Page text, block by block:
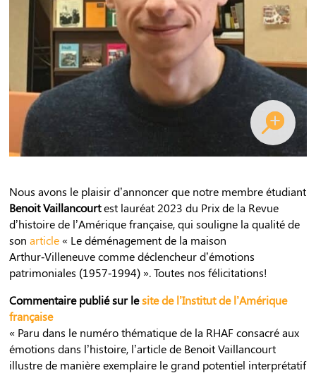
Nous avons le plaisir d’annoncer que notre membre étudiant
Benoit Vaillancourtest lauréat 2023 du Prix de la Revue
d’histoire de l’Amérique française, qui souligne la qualité de
sonarticle « Le déménagement de la maison
Arthur‑Villeneuve comme déclencheur d’émotions
patrimoniales (1957‑1994) ». Toutes nos félicitations!
Commentaire publié sur lesite de l’Institut de l’Amérique
française
« Paru dans le numéro thématique de la RHAF consacré aux
émotions dans l’histoire, l’article de Benoit Vaillancourt
illustre de manière exemplaire le grand potentiel interprétatif